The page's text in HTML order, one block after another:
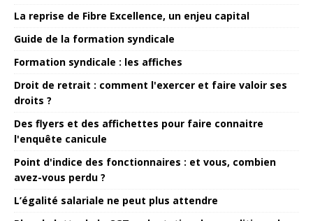
La reprise de Fibre Excellence, un enjeu capital
Guide de la formation syndicale
Formation syndicale : les affiches
Droit de retrait : comment l'exercer et faire valoir ses
droits ?
Des flyers et des affichettes pour faire connaitre
l'enquête canicule
Point d'indice des fonctionnaires : et vous, combien
avez-vous perdu ?
L’égalité salariale ne peut plus attendre